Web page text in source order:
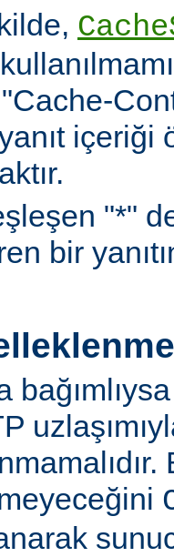
içeriği
"*"
bir